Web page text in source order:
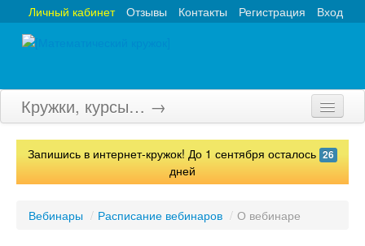
Вход
Регистрация
Контакты
Отзывы
Личный кабинет
Кружки, курсы… →
Главная
Запишись в интернет-кружок! До 1 сентября осталось 26
дней
Вебинары / Расписание вебинаров / О вебинаре